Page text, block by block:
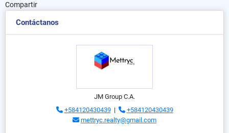
Compartir
Contáctanos
JM Group C.A.
+584120430439|
+584120430439
mettryc.realty@gmail.com